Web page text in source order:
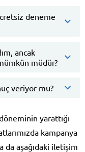
deneme
ancak
müdür?
veriyor mu?
yarattığı
kampanya
da aşağıdaki iletişim